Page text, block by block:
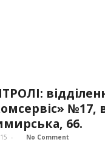
№17,
66.
- No Comment